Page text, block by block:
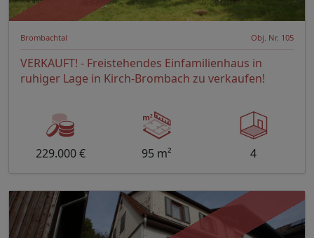
Brombachtal Obj. Nr. 105
VERKAUFT! - Freistehendes Einfamilienhaus in
ruhiger Lage in Kirch-Brombach zu verkaufen!
229.000 € 95 m² 4